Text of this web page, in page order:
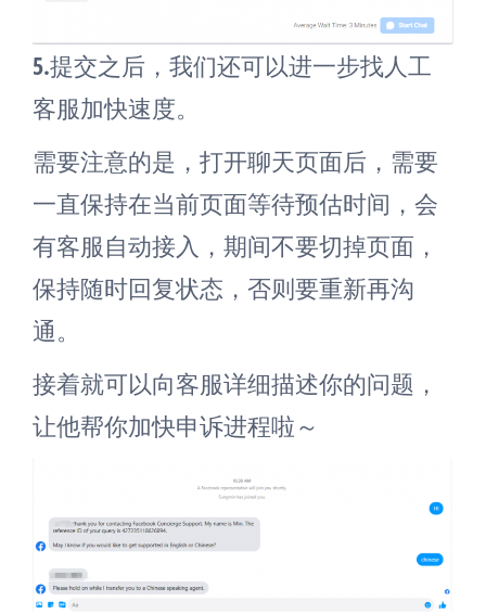
5.提交之后，我们还可以进一步找人工
客服加快速度。
需要注意的是，打开聊天页面后，需要
一直保持在当前页面等待预估时间，会
有客服自动接入，期间不要切掉页面，
保持随时回复状态，否则要重新再沟
通。
接着就可以向客服详细描述你的问题，
让他帮你加快申诉进程啦～